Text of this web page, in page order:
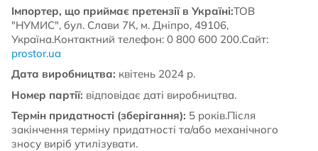
Імпортер, що приймає претензії в Україні:ТОВ
"НУМИС", бул. Слави 7К, м. Дніпро, 49106,
Україна.Контактний телефон: 0 800 600 200.Сайт:
prostor.ua
Дата виробництва: квітень 2024 р.
Номер партії: відповідає даті виробництва.
Термін придатності (зберігання): 5 років.Після
закінчення терміну придатності та/або механічного
зносу виріб утилізувати.